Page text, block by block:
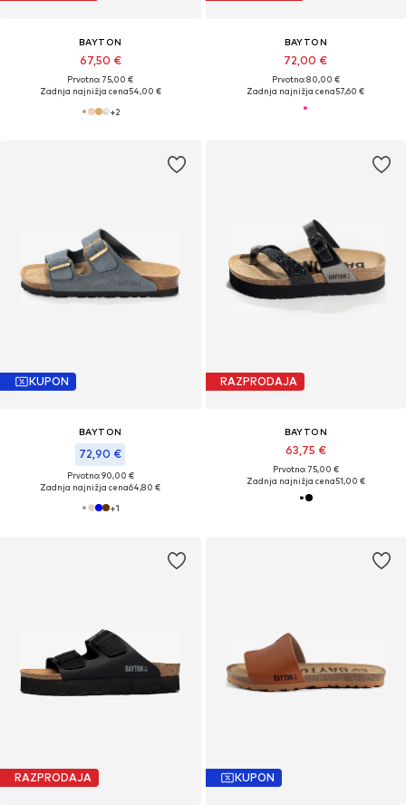
BAYTON
67,50 €
Prvotno: 75,00 €
Zadnja najnižja cena54,00 €
+2
BAYTON
72,00 €
Prvotno: 80,00 €
Zadnja najnižja cena57,60 €
KUPON
BAYTON
72,90 €
Prvotno: 90,00 €
Zadnja najnižja cena64,80 €
+1
RAZPRODAJA
BAYTON
63,75 €
Prvotno: 75,00 €
Zadnja najnižja cena51,00 €
RAZPRODAJA KUPON